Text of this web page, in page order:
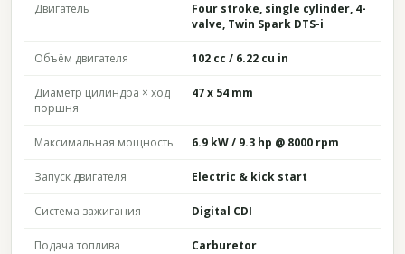
Двигатель
Four stroke, single cylinder, 4-
valve, Twin Spark DTS-i
Объём двигателя 102 cc / 6.22 cu in
Диаметр цилиндра × ход
поршня
47 x 54 mm
Максимальная мощность 6.9 kW / 9.3 hp @ 8000 rpm
Запуск двигателя Electric & kick start
Система зажигания Digital CDI
Подача топлива Carburetor